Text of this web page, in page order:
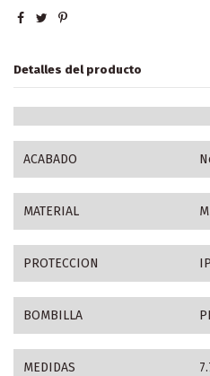
Detalles del producto
ACABADO
MATERIAL
PROTECCION
BOMBILLA
MEDIDAS